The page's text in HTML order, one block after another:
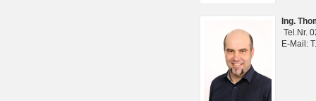
Ing.
Tel.Nr.
E-Mail: